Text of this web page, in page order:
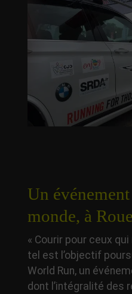
Un
monde, à
« Courir pour ceux
tel est l’objectif
World Run, un
dont l’intégralité des